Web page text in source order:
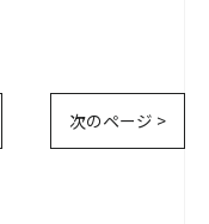
次のページ >